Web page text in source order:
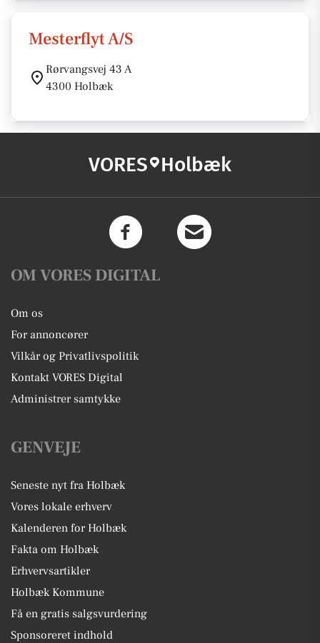
Mesterflyt A/S
Rørvangsvej 43 A
4300 Holbæk
VORES Holbæk
OM VORES DIGITAL
Om os
For annoncører
Vilkår og Privatlivspolitik
Kontakt VORES Digital
Administrer samtykke
GENVEJE
Seneste nyt fra Holbæk
Vores lokale erhverv
Kalenderen for Holbæk
Fakta om Holbæk
Erhvervsartikler
Holbæk Kommune
Få en gratis salgsvurdering
Sponsoreret indhold